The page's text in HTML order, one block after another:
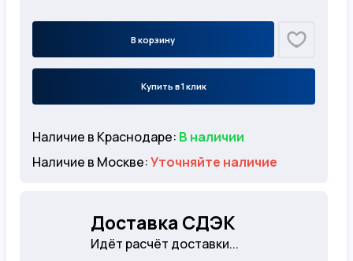
В корзину
Купить в 1 клик
Наличие в Краснодаре: В наличии
Наличие в Москве:Уточняйте наличие
Доставка СДЭК
Идёт расчёт доставки...